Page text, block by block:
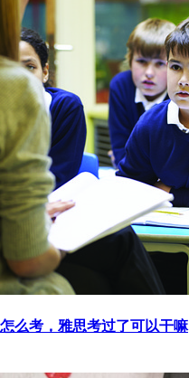
么考，雅思考过了可以干嘛